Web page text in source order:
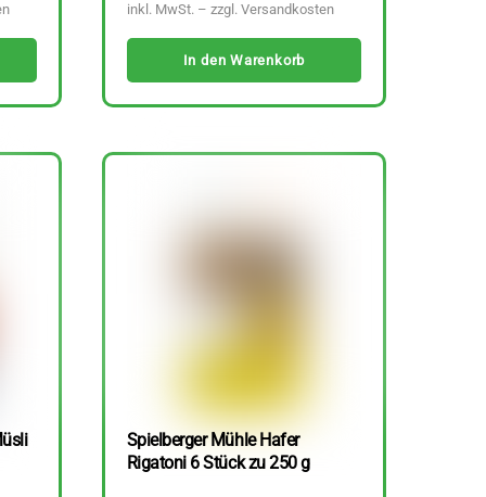
inkl. MwSt. – zzgl. Versandkosten
In den Warenkorb
Spielberger Mühle Hafer
Rigatoni 6 Stück zu 250 g